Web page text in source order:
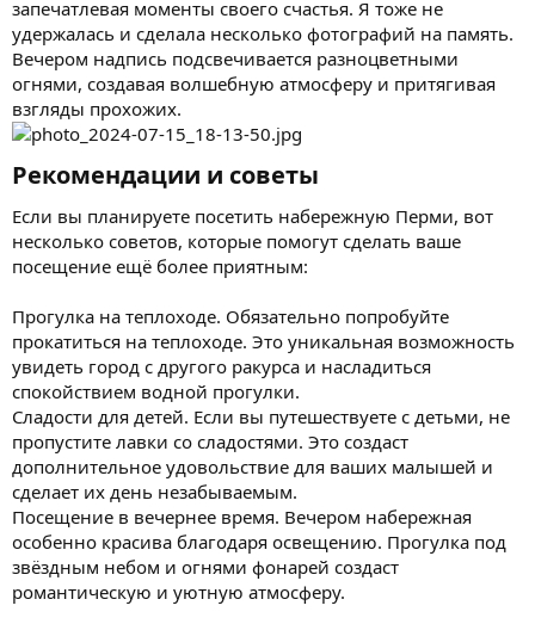
запечатлевая моменты своего счастья. Я тоже не
удержалась и сделала несколько фотографий на память.
Вечером надпись подсвечивается разноцветными
огнями, создавая волшебную атмосферу и притягивая
взгляды прохожих.
Рекомендации и советы​
Если вы планируете посетить набережную Перми, вот
несколько советов, которые помогут сделать ваше
посещение ещё более приятным:
Прогулка на теплоходе. Обязательно попробуйте
прокатиться на теплоходе. Это уникальная возможность
увидеть город с другого ракурса и насладиться
спокойствием водной прогулки.
Сладости для детей. Если вы путешествуете с детьми, не
пропустите лавки со сладостями. Это создаст
дополнительное удовольствие для ваших малышей и
сделает их день незабываемым.
Посещение в вечернее время. Вечером набережная
особенно красива благодаря освещению. Прогулка под
звёздным небом и огнями фонарей создаст
романтическую и уютную атмосферу.